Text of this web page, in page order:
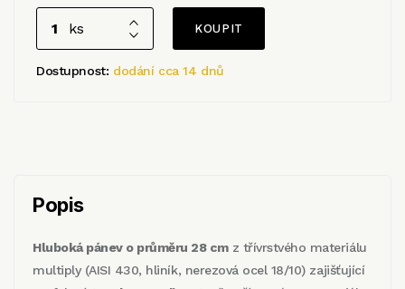
ks
Dostupnost: dodání cca 14 dnů
Popis
Hluboká pánev o průměru 28 cmz třívrstvého materiálu
multiply (AISI 430, hliník, nerezová ocel 18/10) zajišťující